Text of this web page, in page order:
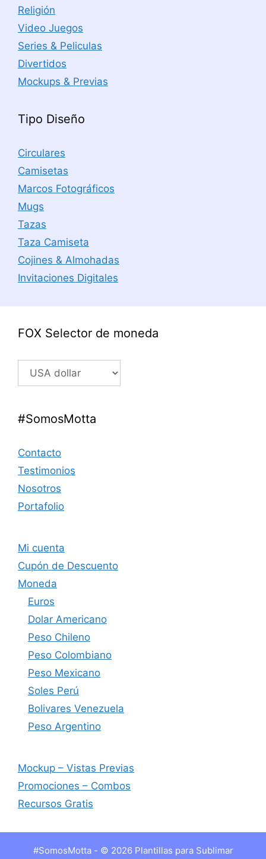
Religión
Video Juegos
Series & Peliculas
Divertidos
Mockups & Previas
Tipo Diseño
Circulares
Camisetas
Marcos Fotográficos
Mugs
Tazas
Taza Camiseta
Cojines & Almohadas
Invitaciones Digitales
FOX Selector de moneda
#SomosMotta
Contacto
Testimonios
Nosotros
Portafolio
Mi cuenta
Cupón de Descuento
Moneda
Euros
Dolar Americano
Peso Chileno
Peso Colombiano
Peso Mexicano
Soles Perú
Bolivares Venezuela
Peso Argentino
Mockup – Vistas Previas
Promociones – Combos
Recursos Gratis
#SomosMotta - © 2026 Plantillas para Sublimar